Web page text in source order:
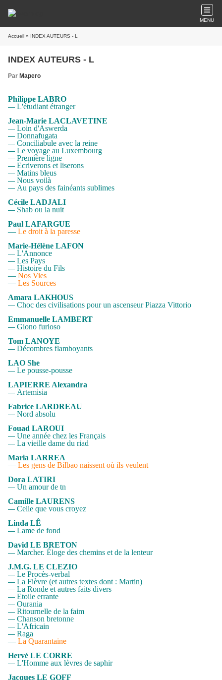
MENU
Accueil » INDEX AUTEURS - L
INDEX AUTEURS - L
Par Mapero
Philippe LABRO
— L'étudiant étranger
Jean-Marie LACLAVETINE
— Loin d'Aswerda
— Donnafugata
— Conciliabule avec la reine
— Le voyage au Luxembourg
— Première ligne
— Ecriverons et liserons
— Matins bleus
— Nous voilà
— Au pays des fainéants sublimes
Cécile LADJALI
— Shab ou la nuit
Paul LAFARGUE
— Le droit à la paresse
Marie-Hélène LAFON
— L'Annonce
— Les Pays
— Histoire du Fils
— Nos Vies
— Les Sources
Amara LAKHOUS
— Choc des civilisations pour un ascenseur Piazza Vittorio
Emmanuelle LAMBERT
— Giono furioso
Tom LANOYE
— Décombres flamboyants
LAO She
— Le pousse-pousse
LAPIERRE Alexandra
— Artemisia
Fabrice LARDREAU
— Nord absolu
Fouad LAROUI
— Une année chez les Français
— La vieille dame du riad
Maria LARREA
— Les gens de Bilbao naissent où ils veulent
Dora LATIRI
— Un amour de tn
Camille LAURENS
— Celle que vous croyez
Linda LÊ
— Lame de fond
David LE BRETON
— Marcher. Éloge des chemins et de la lenteur
J.M.G. LE CLEZIO
— Le Procès-verbal
— La Fièvre (et autres textes dont : Martin)
— La Ronde et autres faits divers
— Etoile errante
— Ourania
— Ritournelle de la faim
— Chanson bretonne
— L'Africain
— Raga
— La Quarantaine
Hervé LE CORRE
— L'Homme aux lèvres de saphir
Jacques LE GOFF